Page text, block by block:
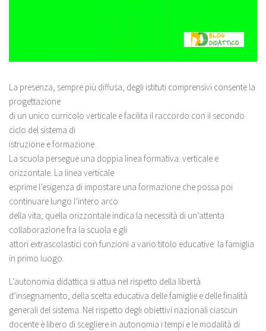
La presenza, sempre più diffusa, degli istituti comprensivi consente la
progettazione
di un unico curricolo verticale e facilita il raccordo con il secondo
ciclo del sistema di
istruzione e formazione.
La scuola persegue una doppia linea formativa: verticale e
orizzontale. La linea verticale
esprime l’esigenza di impostare una formazione che possa poi
continuare lungo l’intero arco
della vita; quella orizzontale indica la necessità di un’attenta
collaborazione fra la scuola e gli
attori extrascolastici con funzioni a vario titolo educative: la famiglia
in primo luogo.
L’autonomia didattica si attua nel rispetto della libertà
d’insegnamento, della scelta educativa delle famiglie e delle finalità
generali del sistema. Nel rispetto degli obiettivi nazionali ciascun
docente è libero di scegliere in autonomia i tempi e le modalità di